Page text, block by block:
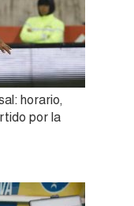
horario,
por la